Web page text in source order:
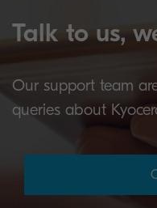
Talk to us,
Our support team
queries about